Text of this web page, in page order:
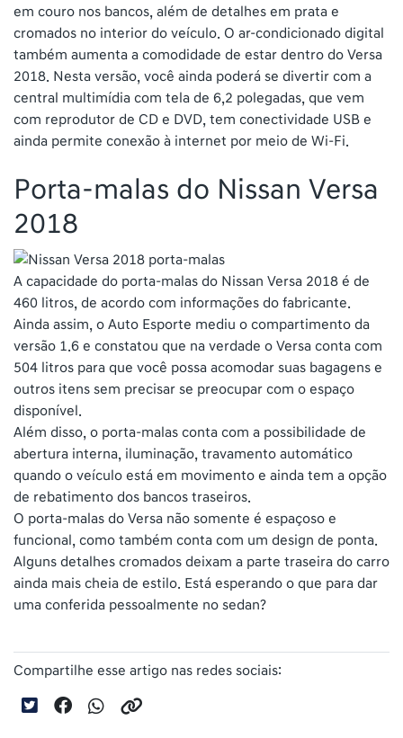
em couro nos bancos, além de detalhes em prata e
cromados no interior do veículo. O ar-condicionado digital
também aumenta a comodidade de estar dentro do Versa
2018. Nesta versão, você ainda poderá se divertir com a
central multimídia com tela de 6,2 polegadas, que vem
com reprodutor de CD e DVD, tem conectividade USB e
ainda permite conexão à internet por meio de Wi-Fi.
Porta-malas do Nissan Versa
2018
A capacidade do porta-malas do Nissan Versa 2018 é de
460 litros, de acordo com informações do fabricante.
Ainda assim, o Auto Esporte mediu o compartimento da
versão 1.6 e constatou que na verdade o Versa conta com
504 litros para que você possa acomodar suas bagagens e
outros itens sem precisar se preocupar com o espaço
disponível.
Além disso, o porta-malas conta com a possibilidade de
abertura interna, iluminação, travamento automático
quando o veículo está em movimento e ainda tem a opção
de rebatimento dos bancos traseiros.
O porta-malas do Versa não somente é espaçoso e
funcional, como também conta com um design de ponta.
Alguns detalhes cromados deixam a parte traseira do carro
ainda mais cheia de estilo. Está esperando o que para dar
uma conferida pessoalmente no sedan?
Compartilhe esse artigo nas redes sociais: